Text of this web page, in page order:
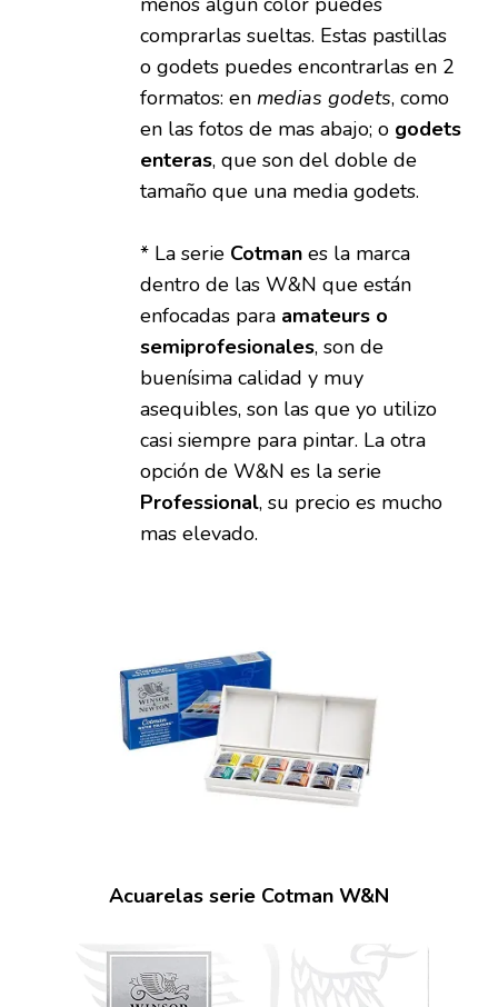
comprarlas sueltas. Estas pastillas
o godets puedes encontrarlas en 2
formatos: en medias godets, como
en las fotos de mas abajo; o godets
enteras, que son del doble de
tamaño que una media godets.
* La serie Cotman es la marca
dentro de las W&N que están
enfocadas para amateurs o
semiprofesionales, son de
buenísima calidad y muy
asequibles, son las que yo utilizo
casi siempre para pintar. La otra
opción de W&N es la serie
Professional, su precio es mucho
mas elevado.
Acuarelas serie Cotman W&N